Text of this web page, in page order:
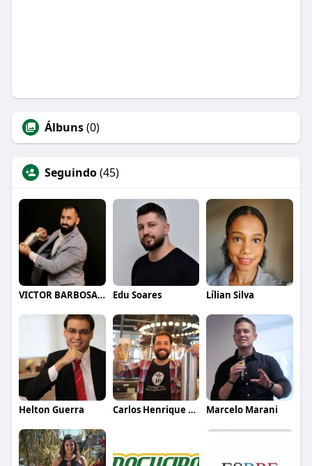
Álbuns(0)
Seguindo(45)
VICTOR BARBOSA QUARANTA Edu Soares Lílian Silva
Helton Guerra Carlos Henrique de Faria Vasconcelos Marcelo Marani